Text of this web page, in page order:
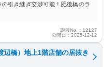
引き継ぎ交渉可能！肥後橋のラ
譲渡No.：12127
公開日：2025-12-12
辺橋）地上1階店舗の居抜き